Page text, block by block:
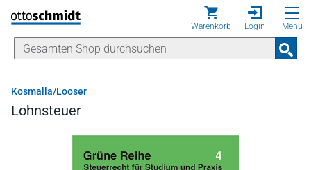
Direkt zum Inhalt
Warenkorb Login Menü
Kosmalla/Looser
Lohnsteuer